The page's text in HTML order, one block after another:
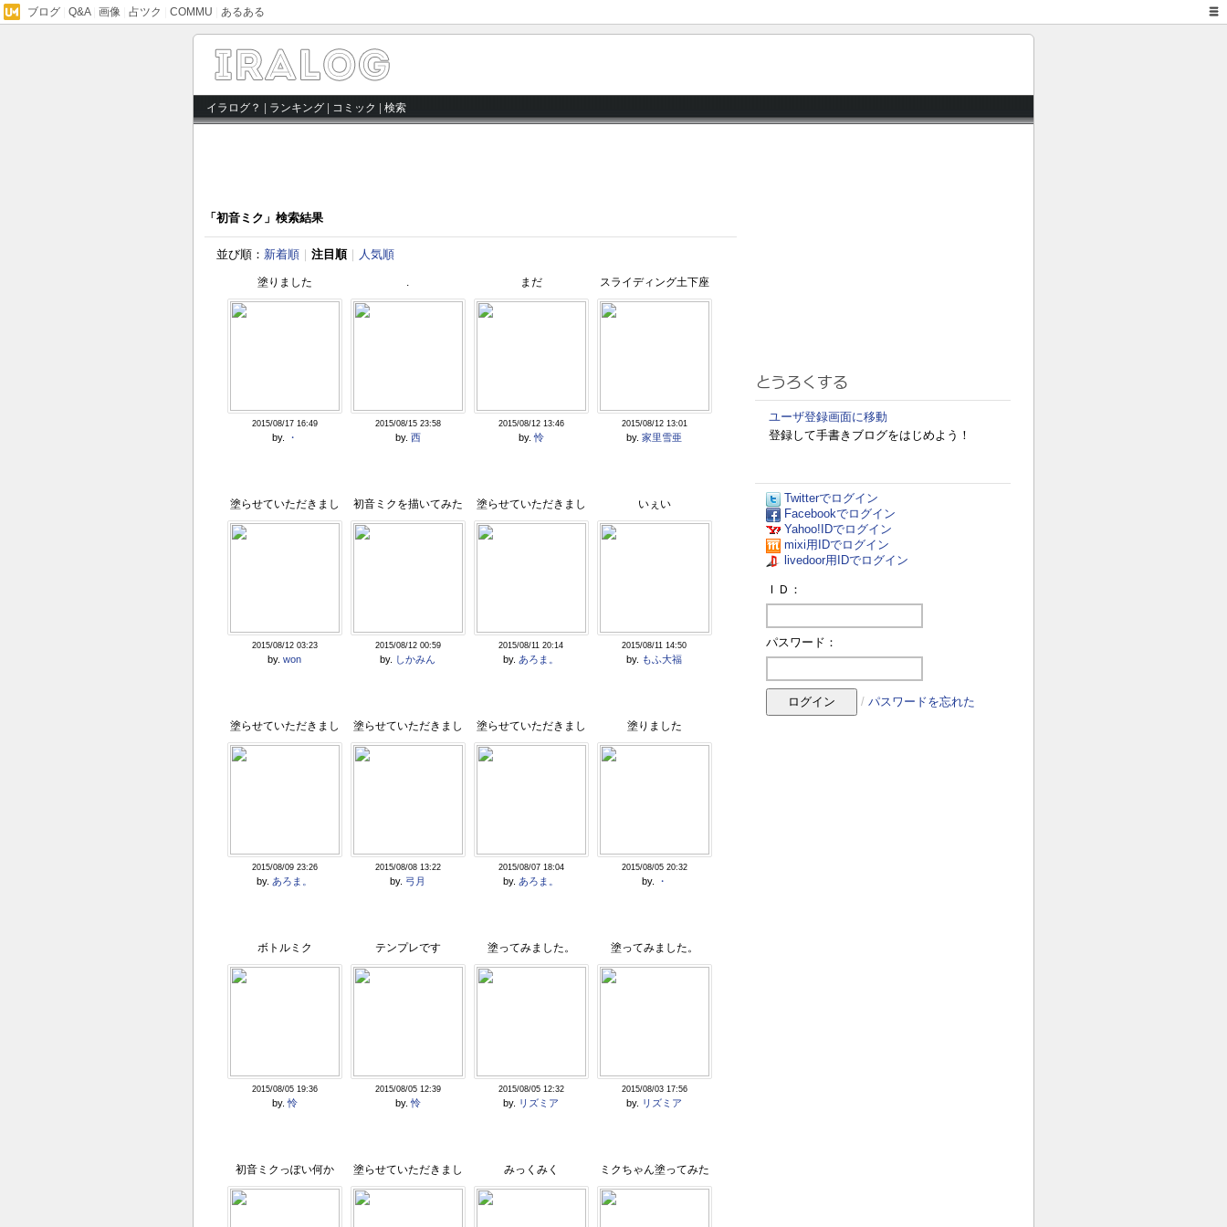
ブログ Q&A| 画像 占ツク COMMU あるある
イラログ？ ランキング コミック 検索
「初音ミク」検索結果
並び順： 新着順 注目順｜ 人気順
塗りました
2015/08/17 16:49
by. ・
2015/08/15 23:58
by. 西
まだ
2015/08/12 13:46
by.怜
スライディング土下座
2015/08/12 13:01
by. 家里雪亜
塗らせていただきまし
2015/08/12 03:23
by. won
初音ミクを描いてみた
ですまる【鹿宮桜華】
2015/08/12 00:59
by. しかみん
塗らせていただきまし
2015/08/11 20:14
by. あろま。
いぇい
2015/08/11 14:50
by. もふ大福
塗らせていただきまし
2015/08/09 23:26
by. あろま。
塗らせていただきまし
2015/08/08 13:22
by. 弓月
塗らせていただきまし
2015/08/07 18:04
by. あろま。
塗りました
2015/08/05 20:32
by. ・
ボトルミク
2015/08/05 19:36
by.怜
テンプレです
2015/08/05 12:39
by.怜
塗ってみました。
2015/08/05 12:32
by. リズミア
塗ってみました。
2015/08/03 17:56
by. リズミア
初音ミクっぽい何か 塗らせていただきまし みっくみく ミクちゃん塗ってみた
ユーザ登録画面に移動
登録して手書きブログをはじめよう！
Twitterでログイン
Facebookでログイン
Yahoo!IDでログイン
mixi用IDでログイン
livedoor用IDでログイン
ＩＤ：
パスワード：
/ パスワードを忘れた